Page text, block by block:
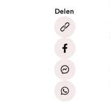
Delen